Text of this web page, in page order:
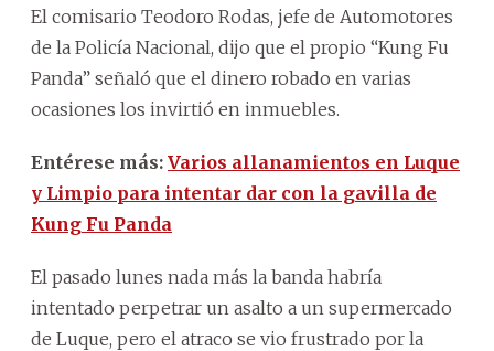
El comisario Teodoro Rodas, jefe de Automotores
de la Policía Nacional, dijo que el propio “Kung Fu
Panda” señaló que el dinero robado en varias
ocasiones los invirtió en inmuebles.
Entérese más: Varios allanamientos en Luque
y Limpio para intentar dar con la gavilla de
Kung Fu Panda
El pasado lunes nada más la banda habría
intentado perpetrar un asalto a un supermercado
de Luque, pero el atraco se vio frustrado por la